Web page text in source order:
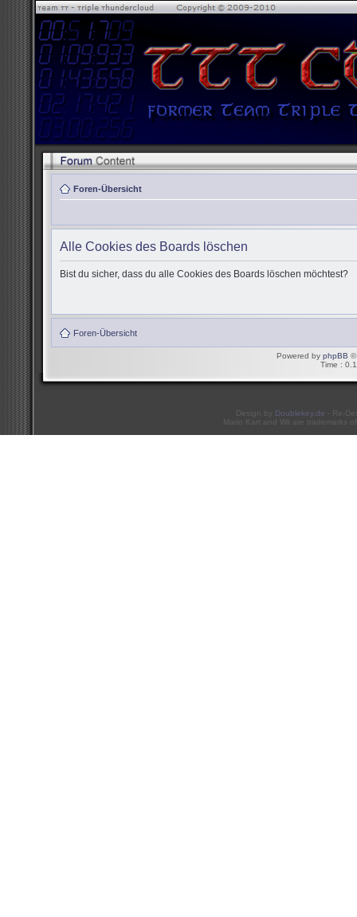
Foren-Übersicht
Alle Cookies des Boards löschen
Bist du sicher, dass du alle Cookies des Boards löschen möchtest?
Foren-Übersicht
Powered by phpBB ©
Time :
Design by Doublekey.de - Re-
Mario Kart and Wii are trademarks